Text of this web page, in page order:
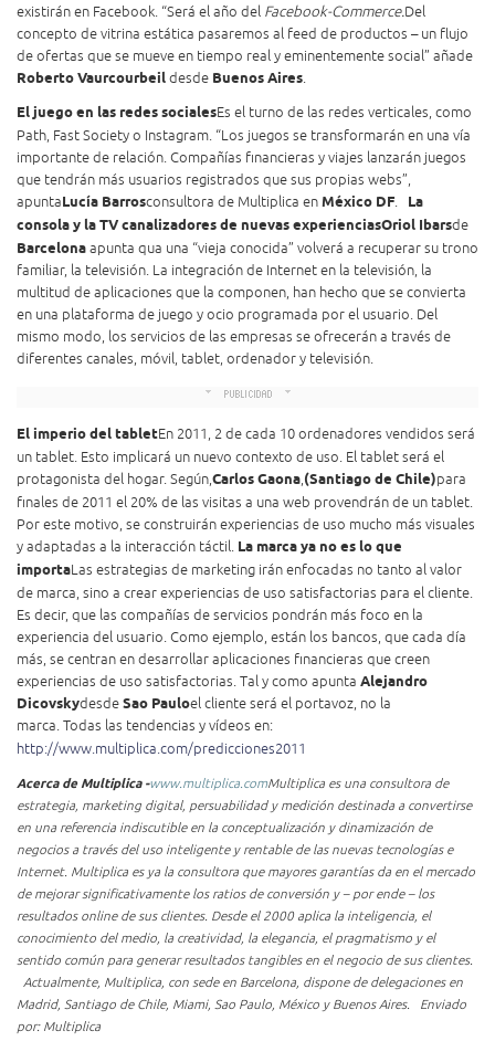
existirán en Facebook. “Será el año del Facebook-Commerce.Del
concepto de vitrina estática pasaremos al feed de productos – un flujo
de ofertas que se mueve en tiempo real y eminentemente social” añade
Roberto Vaurcourbeildesde Buenos Aires.
El juego en las redes socialesEs el turno de las redes verticales, como
Path, Fast Society o Instagram. “Los juegos se transformarán en una vía
importante de relación. Compañías financieras y viajes lanzarán juegos
que tendrán más usuarios registrados que sus propias webs”,
apuntaLucía Barrosconsultora de Multiplica enMéxico DF. La
consola y la TV canalizadores de nuevas experienciasOriol Ibarsde
Barcelonaapunta qua una “vieja conocida” volverá a recuperar su trono
familiar, la televisión. La integración de Internet en la televisión, la
multitud de aplicaciones que la componen, han hecho que se convierta
en una plataforma de juego y ocio programada por el usuario. Del
mismo modo, los servicios de las empresas se ofrecerán a través de
diferentes canales, móvil, tablet, ordenador y televisión.
El imperio del tabletEn 2011, 2 de cada 10 ordenadores vendidos será
un tablet. Esto implicará un nuevo contexto de uso. El tablet será el
protagonista del hogar. Según,Carlos Gaona,(Santiago de Chile)para
finales de 2011 el 20% de las visitas a una web provendrán de un tablet.
Por este motivo, se construirán experiencias de uso mucho más visuales
y adaptadas a la interacción táctil. La marca ya no es lo que
importaLas estrategias de marketing irán enfocadas no tanto al valor
de marca, sino a crear experiencias de uso satisfactorias para el cliente.
Es decir, que las compañías de servicios pondrán más foco en la
experiencia del usuario. Como ejemplo, están los bancos, que cada día
más, se centran en desarrollar aplicaciones financieras que creen
experiencias de uso satisfactorias. Tal y como apunta Alejandro
DicovskydesdeSao Pauloel cliente será el portavoz, no la
marca.Todas las tendencias y vídeos en:
http://www.multiplica.com/predicciones2011
Acerca de Multiplica -www.multiplica.comMultiplica es una consultora de
estrategia, marketing digital, persuabilidad y medición destinada a convertirse
en una referencia indiscutible en la conceptualización y dinamización de
negocios a través del uso inteligente y rentable de las nuevas tecnologías e
Internet. Multiplica es ya la consultora que mayores garantías da en el mercado
de mejorar significativamente los ratios de conversión y – por ende – los
resultados online de sus clientes. Desde el 2000 aplica la inteligencia, el
conocimiento del medio, la creatividad, la elegancia, el pragmatismo y el
sentido común para generar resultados tangibles en el negocio de sus clientes.
Actualmente, Multiplica, con sede en Barcelona, dispone de delegaciones en
Madrid, Santiago de Chile, Miami, Sao Paulo, México y Buenos Aires.
Enviado
por: Multiplica